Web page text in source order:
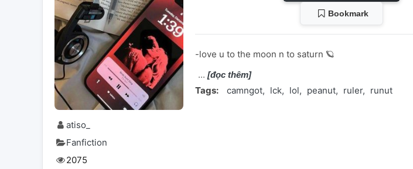
atiso_
Fanfiction
2075
Bookmark
-love u to the moon n to saturn 🪐
[đọc thêm]
Tags: camngot lck lol peanut ruler runut